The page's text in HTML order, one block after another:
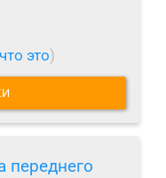
что это)
переднего